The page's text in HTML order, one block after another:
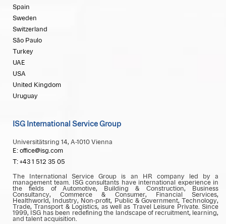
Spain
Sweden
Switzerland
São Paulo
Turkey
UAE
USA
United Kingdom
Uruguay
ISG International Service Group
Universitätsring 14, A-1010 Vienna
E: office@isg.com
T: +43 1 512 35 05
The International Service Group is an HR company led by a
management team. ISG consultants have international experience in
the fields of Automotive, Building & Construction, Business
Consultancy, Commerce & Consumer, Financial Services,
Healthworld, Industry, Non-profit, Public & Government, Technology,
Trade, Transport & Logistics, as well as Travel Leisure Private. Since
1999, ISG has been redefining the landscape of recruitment, learning,
and talent acquisition.